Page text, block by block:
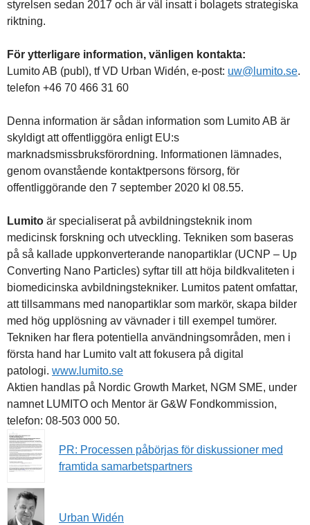
styrelsen sedan 2017 och är väl insatt i bolagets strategiska
riktning.
För ytterligare information, vänligen kontakta:
Lumito AB (publ), tf VD Urban Widén, e-post: uw@lumito.se.
telefon +46 70 466 31 60
Denna information är sådan information som Lumito AB är
skyldigt att offentliggöra enligt EU:s
marknadsmissbruksförordning. Informationen lämnades,
genom ovanstående kontaktpersons försorg, för
offentliggörande den 7 september 2020 kl 08.55.
Lumito är specialiserat på avbildningsteknik inom
medicinsk forskning och utveckling. Tekniken som baseras
på så kallade uppkonverterande nanopartiklar (UCNP – Up
Converting Nano Particles) syftar till att höja bildkvaliteten i
biomedicinska avbildningstekniker. Lumitos patent omfattar,
att tillsammans med nanopartiklar som markör, skapa bilder
med hög upplösning av vävnader i till exempel tumörer.
Tekniken har flera potentiella användningsområden, men i
första hand har Lumito valt att fokusera på digital
patologi. www.lumito.se
Aktien handlas på Nordic Growth Market, NGM SME, under
namnet LUMITO och Mentor är G&W Fondkommission,
telefon: 08-503 000 50.
PR: Processen påbörjas för diskussioner med
framtida samarbetspartners
Urban Widén